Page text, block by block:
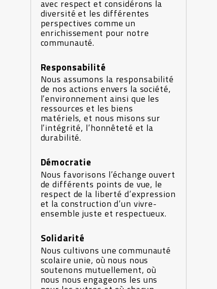
avec respect et considérons la
diversité et les différentes
perspectives comme un
enrichissement pour notre
communauté.
Responsabilité
Nous assumons la responsabilité
de nos actions envers la société,
l’environnement ainsi que les
ressources et les biens
matériels, et nous misons sur
l’intégrité, l’honnêteté et la
durabilité.
Démocratie
Nous favorisons l’échange ouvert
de différents points de vue, le
respect de la liberté d’expression
et la construction d’un vivre-
ensemble juste et respectueux.
Solidarité
Nous cultivons une communauté
scolaire unie, où nous nous
soutenons mutuellement, où
nous nous engageons les uns